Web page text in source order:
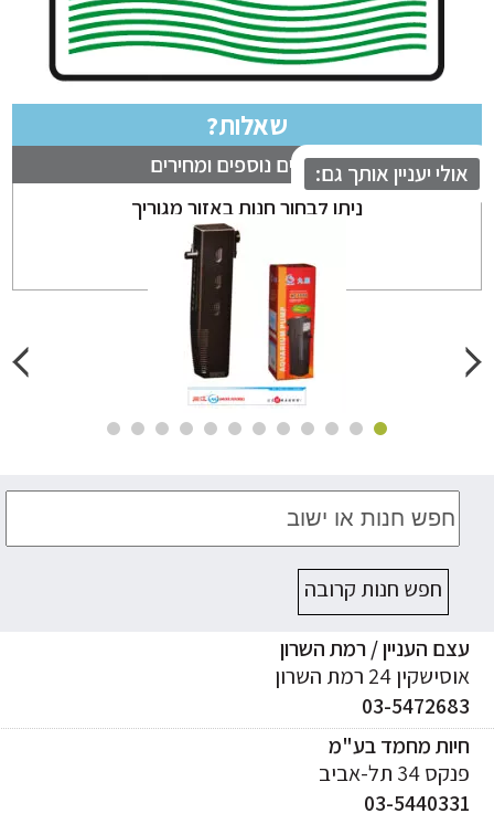
שאלות?
לבירורים נוספים ומחירים
ניתן לבחור חנות באזור מגוריך
בחר חנות
יעניין אותך גם:
חפש חנות קרובה
העניין / רמת השרון
24 רמת השרון
03-
מחמד בע"מ
34 תל-אביב
03-